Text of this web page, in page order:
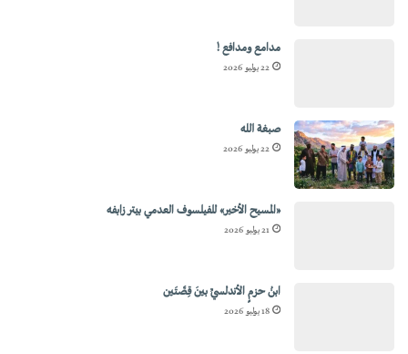
مدامع ومدافع !
22 يوليو 2026
صبغة الله
22 يوليو 2026
«المسيح الأخير» للفيلسوف العدمي بيتر زابفه
21 يوليو 2026
ابنُ حزمٍ الأندلسيِّ بينَ قِصَّتَين
18 يوليو 2026